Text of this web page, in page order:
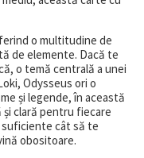
o multitudine de
de elemente. Dacă te
o temă centrală a unei
Odysseus ori o
și legende, în această
clară pentru fiecare
cât să te
obositoare.